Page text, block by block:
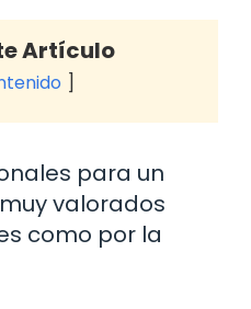
Artículo
para un
valorados
como por la